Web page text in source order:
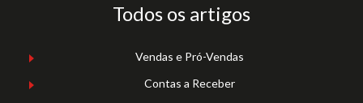
Todos os artigos
Vendas e Pró-Vendas
Contas a Receber